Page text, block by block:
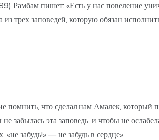
Рамбам пишет: «Есть у нас повеление
трех заповедей, которую обязан
помнить, что сделал нам Амалек, который
забылась эта заповедь, и чтобы не
забудь!» — не забудь в сердце».